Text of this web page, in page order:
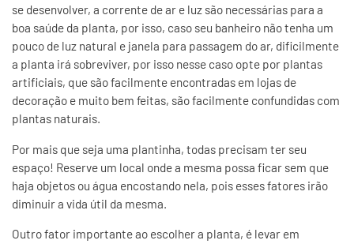
se desenvolver, a corrente de ar e luz são necessárias para a
boa saúde da planta, por isso, caso seu banheiro não tenha um
pouco de luz natural e janela para passagem do ar, dificilmente
a planta irá sobreviver, por isso nesse caso opte por plantas
artificiais, que são facilmente encontradas em lojas de
decoração e muito bem feitas, são facilmente confundidas com
plantas naturais.
Por mais que seja uma plantinha, todas precisam ter seu
espaço! Reserve um local onde a mesma possa ficar sem que
haja objetos ou água encostando nela, pois esses fatores irão
diminuir a vida útil da mesma.
Outro fator importante ao escolher a planta, é levar em